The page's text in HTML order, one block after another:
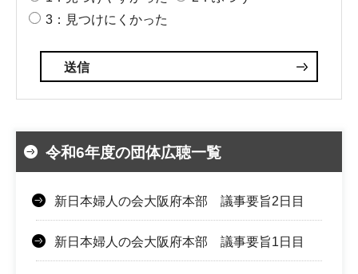
3：見つけにくかった
令和6年度の団体広聴一覧
新日本婦人の会大阪府本部 議事要旨2日目
新日本婦人の会大阪府本部 議事要旨1日目